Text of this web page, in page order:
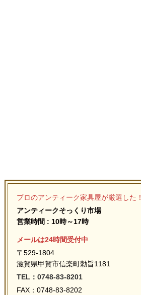
プロのアンティーク家具屋が厳選した！
アンティークそっくり市場
営業時間 : 10時～17時
メールは24時間受付中
〒529-1804
滋賀県甲賀市信楽町勅旨1181
TEL：0748-83-8201
FAX：0748-83-8202